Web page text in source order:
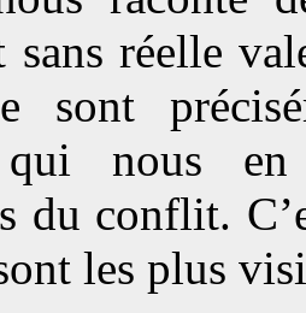
sans réelle
sont
qui nous
du conflit.
les plus